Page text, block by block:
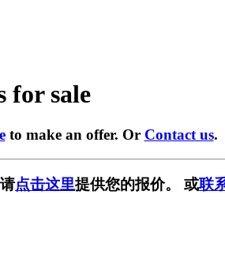
for sale
to make an offer. Or Contact us.
点击这里提供您的报价。 或联